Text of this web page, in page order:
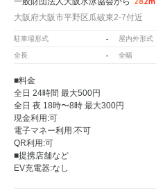
大阪府大阪市平野区瓜破東2-7付近
駐車場形式 - 屋内外形式
全長 - 全幅
■料金
全日 24時間 最大500円
全日 夜 18時〜8時 最大300円
現金利用:可
電子マネー利用:不可
QR利用:可
■提携店舗など
EV充電器:なし